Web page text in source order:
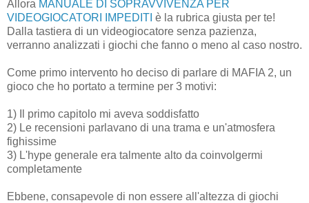
Allora MANUALE DI SOPRAVVIVENZA PER
VIDEOGIOCATORI IMPEDITI è la rubrica giusta per te!
Dalla tastiera di un videogiocatore senza pazienza,
verranno analizzati i giochi che fanno o meno al caso nostro.
Come primo intervento ho deciso di parlare di MAFIA 2, un
gioco che ho portato a termine per 3 motivi:
1) Il primo capitolo mi aveva soddisfatto
2) Le recensioni parlavano di una trama e un'atmosfera
fighissime
3) L'hype generale era talmente alto da coinvolgermi
completamente
Ebbene, consapevole di non essere all'altezza di giochi